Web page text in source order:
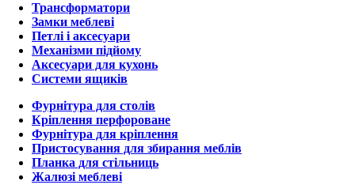
Трансформатори
Замки меблеві
Петлі і аксесуари
Механізми підйому
Аксесуари для кухонь
Системи ящиків
Фурнітура для столів
Кріплення перфороване
Фурнітура для кріплення
Пристосування для збирання меблів
Планка для стільниць
Жалюзі меблеві